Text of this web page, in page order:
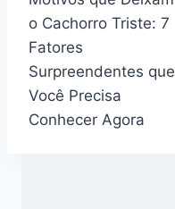
de
Post
o Cachorro Triste: 7
Fatores
Surpreendentes que
Você Precisa
Conhecer Agora